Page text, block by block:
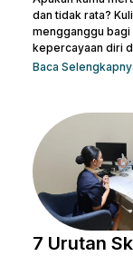
dan tidak rata?
mengganggu
kepercayaan diri
penampilan kulit.
membahas
bertekstur
sederhana
hingga
Baca
7 Urutan